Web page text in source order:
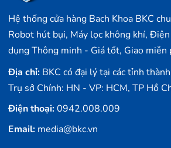
Hệ thống cửa hàng Bach Khoa BKC
Robot hút bụi, Máy lọc không khí,
dụng Thông minh - Giá tốt, Giao miễn
Địa chỉ: BKC có đại lý tại các tỉnh
Trụ sở Chính: HN - VP: HCM, TP Hồ
Điện thoại:0942.008.009
Email: media@bkc.vn